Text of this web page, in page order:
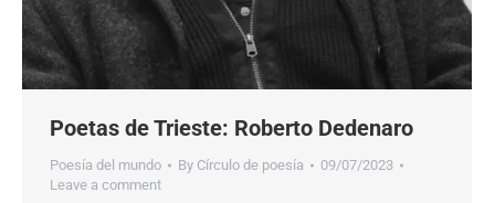
Poetas de Trieste: Roberto Dedenaro
Poesía del mundo By Círculo de poesía
09/07/2023
Leave a comment